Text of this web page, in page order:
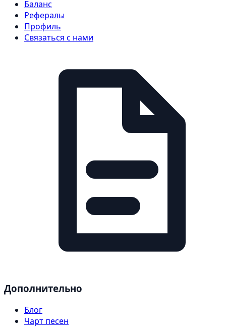
Баланс
Рефералы
Профиль
Связаться с нами
Дополнительно
Блог
Чарт песен